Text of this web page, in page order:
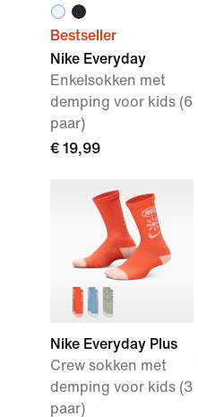
Bestseller
Nike Everyday
Enkelsokken met
demping voor kids (6
paar)
€ 19,99
Nike Everyday Plus
Crew sokken met
demping voor kids (3
paar)